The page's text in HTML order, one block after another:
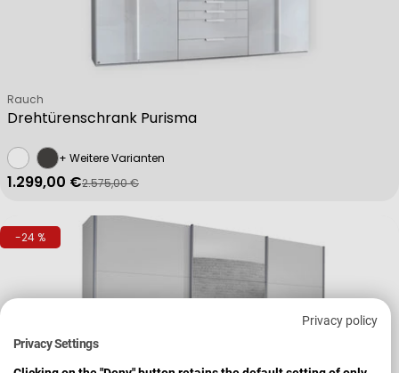
Privacy policy
Privacy Settings
Drehtürenschrank Purisma
Verkäufer:
Rauch
+ Weitere Varianten
Verkaufspreis
1.299,00 €
Regulärer Preis
2.575,00 €
-24 %